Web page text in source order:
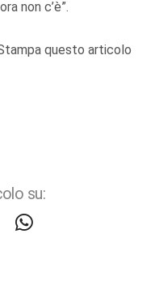
non c’è”.
questo articolo
su: